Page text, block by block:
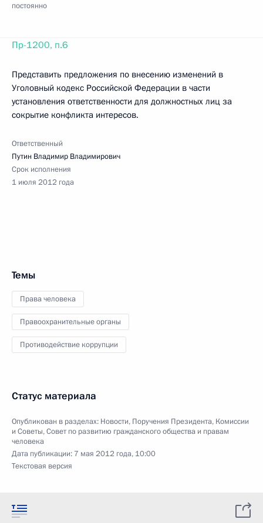
постоянно
Пр-1200, п.6
Представить предложения по внесению изменений в
Уголовный кодекс Российской Федерации в части
установления ответственности для должностных лиц за
сокрытие конфликта интересов.
Ответственный
Путин Владимир Владимирович
Срок исполнения
1 июля 2012 года
Темы
Права человека
Правоохранительные органы
Противодействие коррупции
Статус материала
Опубликован в разделах: Новости, Поручения Президента, Комиссии
и Советы,Совет по развитию гражданского общества и правам
человека
Дата публикации: 7 мая 2012 года, 10:00
Текстовая версия